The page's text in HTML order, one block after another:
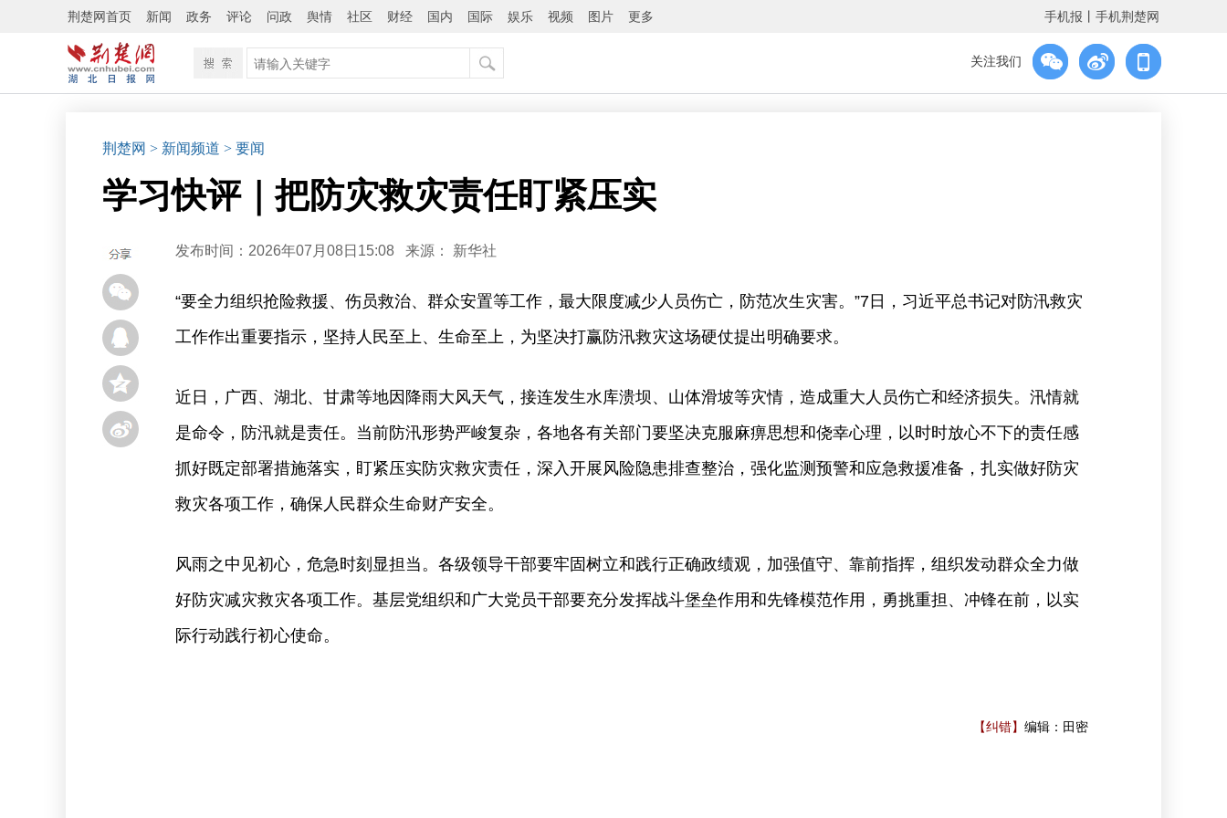
荆楚网首页 新闻 政务 评论 问政 舆情 社区 财经 国内 国际 娱乐 视频 图片 更多 手机报 手机荆楚网
关注我们
荆楚网 > 新闻频道 > 要闻
学习快评｜把防灾救灾责任盯紧压实
发布时间：2026年07月08日15:08 来源： 新华社
“要全力组织抢险救援、伤员救治、群众安置等工作，最大限度减少人员伤亡，防范次生灾害。”7日，习近平总书记对防汛救灾
工作作出重要指示，坚持人民至上、生命至上，为坚决打赢防汛救灾这场硬仗提出明确要求。
近日，广西、湖北、甘肃等地因降雨大风天气，接连发生水库溃坝、山体滑坡等灾情，造成重大人员伤亡和经济损失。汛情就
是命令，防汛就是责任。当前防汛形势严峻复杂，各地各有关部门要坚决克服麻痹思想和侥幸心理，以时时放心不下的责任感
抓好既定部署措施落实，盯紧压实防灾救灾责任，深入开展风险隐患排查整治，强化监测预警和应急救援准备，扎实做好防灾
救灾各项工作，确保人民群众生命财产安全。
风雨之中见初心，危急时刻显担当。各级领导干部要牢固树立和践行正确政绩观，加强值守、靠前指挥，组织发动群众全力做
好防灾减灾救灾各项工作。基层党组织和广大党员干部要充分发挥战斗堡垒作用和先锋模范作用，勇挑重担、冲锋在前，以实
际行动践行初心使命。
【纠错】 编辑：田密